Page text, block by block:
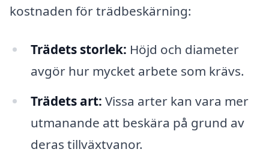
kostnaden för trädbeskärning:
Trädets storlek: Höjd och diameter
avgör hur mycket arbete som krävs.
Trädets art: Vissa arter kan vara mer
utmanande att beskära på grund av
deras tillväxtvanor.